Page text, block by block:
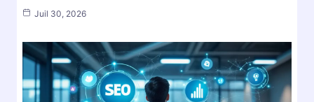
Juil 30, 2026